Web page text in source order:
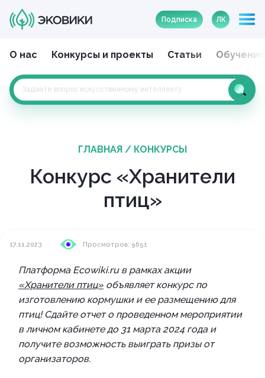
Подписка ЛК
О нас Конкурсы и проекты Статьи Обучение
ГЛАВНАЯ / КОНКУРСЫ
Конкурс «Хранители
птиц»
17.11.2023 Просмотров: 9651
Платформа Ecowiki.ru в рамках акции
«Хранители птиц» объявляет конкурс по
изготовлению кормушки и ее размещению для
птиц! Сдайте отчет о проведенном мероприятии
в личном кабинете до 31 марта 2024 года и
получите возможность выиграть призы от
организаторов.